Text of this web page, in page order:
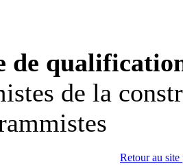
de
de la
Retour au